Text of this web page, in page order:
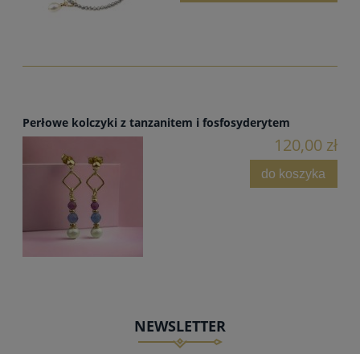
Perłowe kolczyki z tanzanitem i fosfosyderytem
120,00 zł
do koszyka
NEWSLETTER